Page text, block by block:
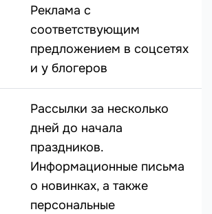
Реклама с
соответствующим
предложением в соцсетях
и у блогеров
Рассылки за несколько
дней до начала
праздников.
Информационные письма
о новинках, а также
персональные